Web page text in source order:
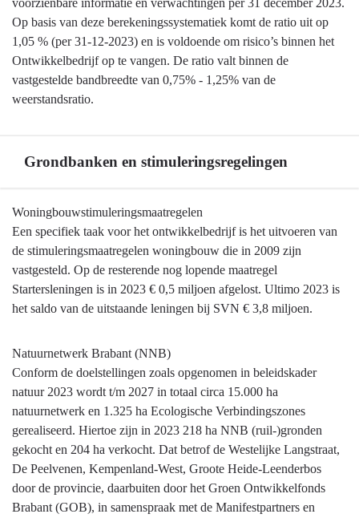
Op basis van deze berekeningssystematiek komt de ratio uit op
1,05 % (per 31-12-2023) en is voldoende om risico’s binnen het
Ontwikkelbedrijf op te vangen. De ratio valt binnen de
vastgestelde bandbreedte van 0,75% - 1,25% van de
weerstandsratio.
Grondbanken en stimuleringsregelingen
Terug
naar
navigatie
Ontwikkelbedrijf
Grondbanken
stimuleringsregelingen
Woningbouwstimuleringsmaatregelen
Een specifiek taak voor het ontwikkelbedrijf is het uitvoeren van
de stimuleringsmaatregelen woningbouw die in 2009 zijn
vastgesteld. Op de resterende nog lopende maatregel
Startersleningen is in 2023 € 0,5 miljoen afgelost. Ultimo 2023 is
het saldo van de uitstaande leningen bij SVN € 3,8 miljoen.
Natuurnetwerk Brabant (NNB)
Conform de doelstellingen zoals opgenomen in beleidskader
natuur 2023 wordt t/m 2027 in totaal circa 15.000 ha
natuurnetwerk en 1.325 ha Ecologische Verbindingszones
gerealiseerd. Hiertoe zijn in 2023 218 ha NNB (ruil-)gronden
gekocht en 204 ha verkocht. Dat betrof de Westelijke Langstraat,
De Peelvenen, Kempenland-West, Groote Heide-Leenderbos
door de provincie, daarbuiten door het Groen Ontwikkelfonds
Brabant (GOB), in samenspraak met de Manifestpartners en